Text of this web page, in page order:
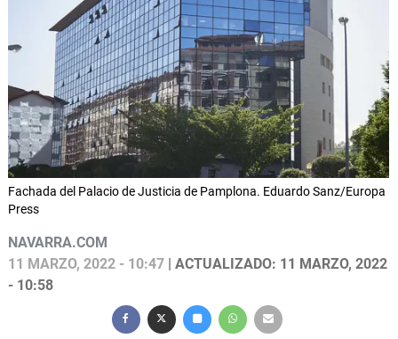
Fachada del Palacio de Justicia de Pamplona. Eduardo Sanz/Europa
Press
NAVARRA.COM
11 MARZO, 2022 - 10:47 | ACTUALIZADO: 11 MARZO, 2022
- 10:58